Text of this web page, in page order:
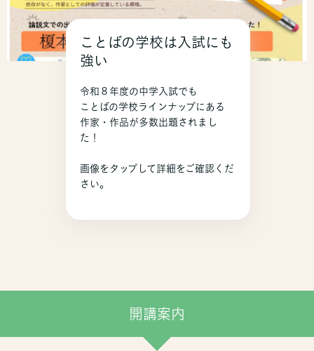
ことばの学校は入試にも
強い
令和８年度の中学入試でも
ことばの学校ラインナップにある
作家・作品が多数出題されまし
た！
画像をタップして詳細をご確認くだ
さい。
開講案内